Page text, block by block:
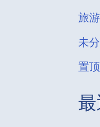
旅
未
置